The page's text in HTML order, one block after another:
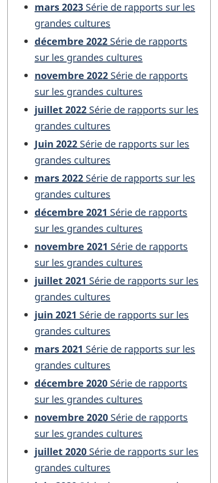
mars 2023 Série de rapports sur les
grandes cultures
décembre 2022 Série de rapports
sur les grandes cultures
novembre 2022 Série de rapports
sur les grandes cultures
juillet 2022 Série de rapports sur les
grandes cultures
Juin 2022 Série de rapports sur les
grandes cultures
mars 2022 Série de rapports sur les
grandes cultures
décembre 2021 Série de rapports
sur les grandes cultures
novembre 2021 Série de rapports
sur les grandes cultures
juillet 2021 Série de rapports sur les
grandes cultures
juin 2021 Série de rapports sur les
grandes cultures
mars 2021 Série de rapports sur les
grandes cultures
décembre 2020 Série de rapports
sur les grandes cultures
novembre 2020 Série de rapports
sur les grandes cultures
juillet 2020 Série de rapports sur les
grandes cultures